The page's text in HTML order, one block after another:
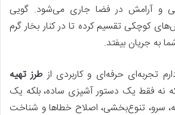
و آرامش در فضا جاری می‌شود. گویی
کوچکی تقسیم کرده تا در کنار بخار گرم
به جریان بیفتد.
تجربه‌ای حرفه‌ای و کاربردی از طرز تهیه
که نه فقط یک دستور آشپزی ساده، بلکه یک
سرو، تنوع‌بخشی، اصلاح خطاها و شناخت